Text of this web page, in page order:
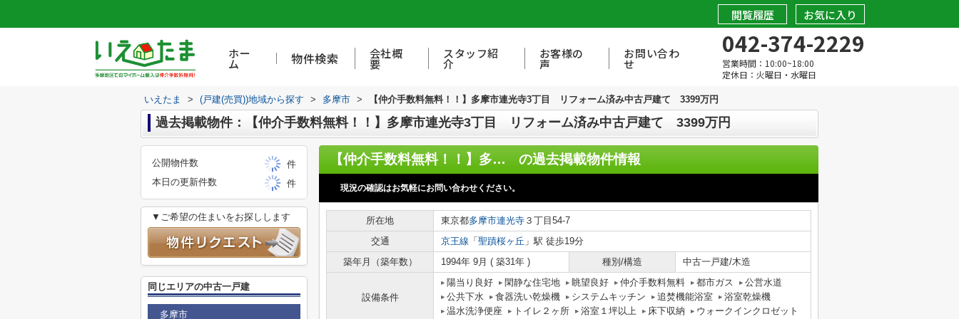
閲覧履歴 お気に入り
ホー
ム 物件検索 会社概
要
スタッフ紹
介
お客様の
声
お問い合わ
せ
042-374-2229
営業時間：10:00~18:00
定休日：火曜日・水曜日
いえたま > (戸建(売買))地域から探す > 多摩市 > 【仲介手数料無料！！】多摩市連光寺3丁目 リフォーム済み中古戸建て 3399万円
過去掲載物件：【仲介手数料無料！！】多摩市連光寺3丁目 リフォーム済み中古戸建て 3399万円
【仲介手数料無料！！】多摩市連光寺3丁目 リフォーム済み中古戸建て 3399万円 の過去掲載物件情報
現況の確認はお気軽にお問い合わせください。
所在地 東京都多摩市連光寺 ３丁目54-7
交通
京王線 「 聖蹟桜ヶ丘 」駅 徒歩19分
築年月（築年数）
1994年 9月 ( 築31年 ) 種別/構造 中古一戸建/木造
設備条件
陽当り良好 閑静な住宅地 眺望良好 仲介手数料無料 都市ガス
公営水道
公共下水
食器洗い乾燥機 システムキッチン 追焚機能浴室
浴室乾燥機
温水洗浄便座
トイレ２ヶ所 浴室１坪以上 床下収納 ウォークインクロゼット
公開物件数
件
本日の更新件数
件
▼ご希望の住まいをお探しします
同じエリアの中古一戸建
多摩市